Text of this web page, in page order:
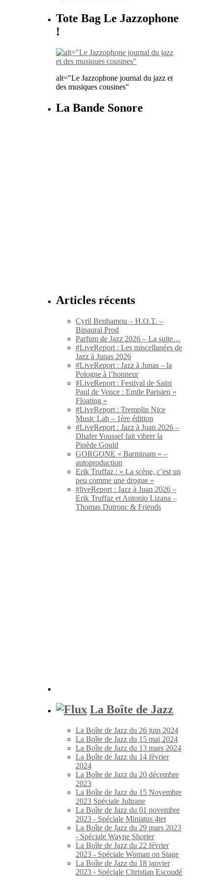
Tote Bag Le Jazzophone
!
alt="Le Jazzophone journal du jazz et
des musiques cousines"
La Bande Sonore
Articles récents
Cyril Benhamou – H.O.T. –
Binaural Prod
Parfum de Jazz 2026 – La suite…
#LiveReport : Les miscellanées de
Jazz à Junas 2026
#LiveReport : Jazz à Junas – la
Pologne à l’honneur
#LiveReport : Festival de Saint
Paul de Vence : Emile Parisien «
Floating »
#LiveReport : Tremplin Nice
Music Lab – 1ère édition
#LiveReport : Jazz à Juan 2026 –
Dhafer Youssef fait vibrer la
Pinède Gould
GORGONE « Barminam » –
autoproduction
Erik Truffaz : « La scène, c’est un
peu comme une drogue »
#liveReport : Jazz à Juan 2026 –
Erik Truffaz et Antonio Lizana –
Thomas Dutronc & Friends
La Boîte de Jazz
La Boîte de Jazz du 26 juin 2024
La Boîte de Jazz du 15 mai 2024
La Boîte de Jazz du 13 mars 2024
La Boîte de Jazz du 14 février
2024
La Boîte de Jazz du 20 décembre
2023
La Boîte de Jazz du 15 Novembre
2023 Spéciale Jultrane
La Boîte de Jazz du 01 novembre
2023 - Spéciale Miniatus 4tet
La Boîte de Jazz du 29 mars 2023
- Spéciale Wayne Shorter
La Boîte de Jazz du 22 février
2023 - Spéciale Woman on Stage
La Boîte de Jazz du 18 janvier
2023 - Spéciale Christian Escoudé